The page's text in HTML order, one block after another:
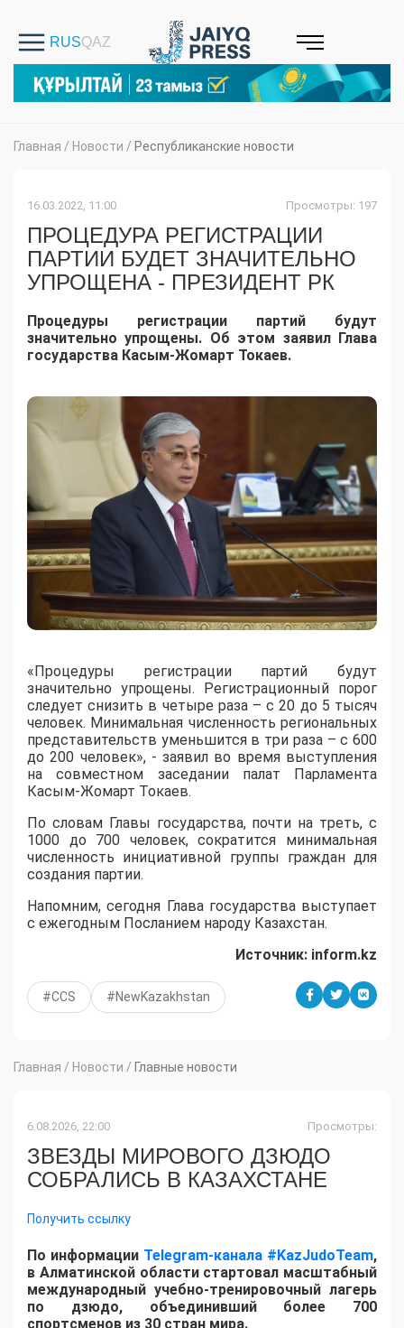
Главная / Новости / Республиканские новости
16.03.2022, 11:00 Просмотры: 197
ПРОЦЕДУРА РЕГИСТРАЦИИ
ПАРТИИ БУДЕТ ЗНАЧИТЕЛЬНО
УПРОЩЕНА - ПРЕЗИДЕНТ РК
Процедуры регистрации партий будут
значительно упрощены. Об этом заявил Глава
государства Касым-Жомарт Токаев.
«Процедуры регистрации партий будут
значительно упрощены. Регистрационный порог
следует снизить в четыре раза – с 20 до 5 тысяч
человек. Минимальная численность региональных
представительств уменьшится в три раза – с 600
до 200 человек», - заявил во время выступления
на совместном заседании палат Парламента
Касым-Жомарт Токаев.
По словам Главы государства, почти на треть, с
1000 до 700 человек, сократится минимальная
численность инициативной группы граждан для
создания партии.
Напомним, сегодня Глава государства выступает
с ежегодным Посланием народу Казахстан.
Источник: inform.kz
#CCS #NewKazakhstan
Главная / Новости / Главные новости
6.08.2026, 22:00 Просмотры:
ЗВЕЗДЫ МИРОВОГО ДЗЮДО
СОБРАЛИСЬ В КАЗАХСТАНЕ
Получить ссылку
По информации Telegram-канала #KazJudoTeam,
в Алматинской области стартовал масштабный
международный учебно-тренировочный лагерь
по дзюдо, объединивший более 700
спортсменов из 30 стран мира.